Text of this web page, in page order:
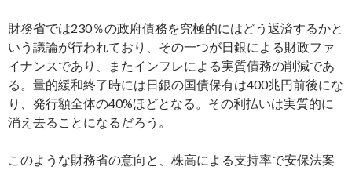
財務省では230％の政府債務を究極的にはどう返済するかと
いう議論が行われており、その一つが日銀による財政ファ
イナンスであり、またインフレによる実質債務の削減であ
る。量的緩和終了時には日銀の国債保有は400兆円前後にな
り、発行額全体の40%ほどとなる。その利払いは実質的に
消え去ることになるだろう。
このような財務省の意向と、株高による支持率で安保法案